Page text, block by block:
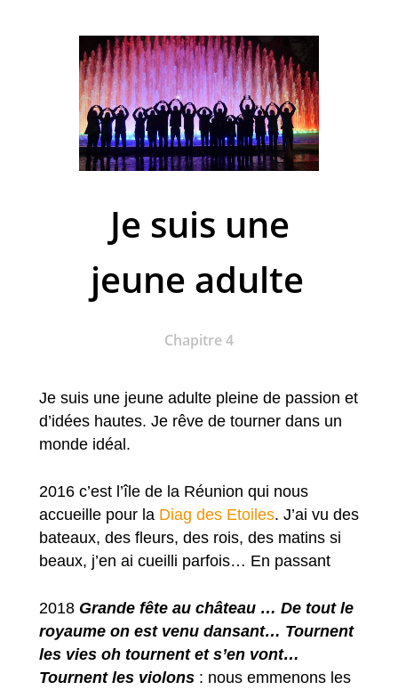
Je suis une
jeune adulte
Chapitre 4
Je suis une jeune adulte pleine de passion et
d’idées hautes. Je rêve de tourner dans un
monde idéal.
2016 c’est l’île de la Réunion qui nous
accueille pour la Diag des Etoiles. J’ai vu des
bateaux, des fleurs, des rois, des matins si
beaux, j’en ai cueilli parfois… En passant
2018 Grande fête au château … De tout le
royaume on est venu dansant… Tournent
les vies oh tournent et s’en vont…
Tournent les violons: nous emmenons les